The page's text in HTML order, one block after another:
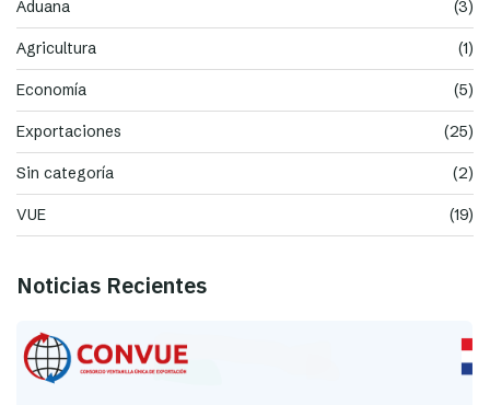
Aduana (3)
Agricultura (1)
Economía (5)
Exportaciones (25)
Sin categoría (2)
VUE (19)
Noticias Recientes